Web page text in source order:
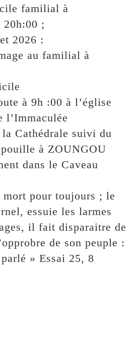
familial à
;
2026 :
au familial à
à 9h :00 à l’église
l’Immaculée
Cathédrale suivi du
à ZOUNGOU
dans le Caveau
pour toujours ; le
essuie les larmes
il fait disparaitre de
de son peuple :
» Essai 25, 8